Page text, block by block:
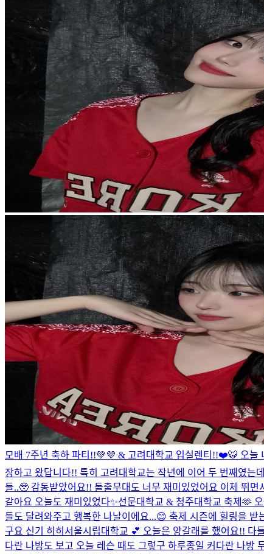
모배 7주년 축하 파티!!💚💜 & 고려대학교 입실렌티!!❤️🐯 오늘
장하고 왔답니다!! 특히 고려대학교는 작년에 이어 두 번째였는
들..🥹 감동받았어요!! 돌출무대도 너무 재미있었어요 이제 뛰
같아요 오늘도 재미있었다✨선문대학교 & 청주대학교 축제🫶
들도 달려와주고 행복한 나날이에요...😊 축제 시즌에 힐링을 받
구요 신기 히히 서울시립대학교 💕 오늘은 양갈래를 했어요!! 다
다란 나방도 보고 오늘 레슨 때도 그렇구 하루종일 커다란 나방